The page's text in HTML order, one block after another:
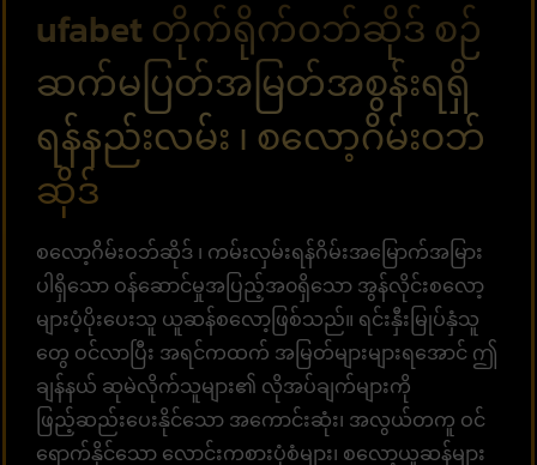
ufabet တိုက်ရိုက်ဝဘ်ဆိုဒ် စဉ်
ဆက်မပြတ်အမြတ်အစွန်းရရှိ
ရန်နည်းလမ်း ၊ စလော့ဂိမ်းဝဘ်
ဆိုဒ်
စလော့ဂိမ်းဝဘ်ဆိုဒ် ၊ ကမ်းလှမ်းရန်ဂိမ်းအမြောက်အမြား
ပါရှိသော ဝန်ဆောင်မှုအပြည့်အ၀ရှိသော အွန်လိုင်းစလော့
များပံ့ပိုးပေးသူ ယူဆန်စလော့ဖြစ်သည်။ ရင်းနှီးမြုပ်နှံသူ
တွေ ဝင်လာပြီး အရင်ကထက် အမြတ်များများရအောင် ဤ
ချန်နယ် ဆုမဲလိုက်သူများ၏ လိုအပ်ချက်များကို
ဖြည့်ဆည်းပေးနိုင်သော အကောင်းဆုံး၊ အလွယ်တကူ ဝင်
ရောက်နိုင်သော လောင်းကစားပုံစံများ၊ စလော့ယူဆန်များ